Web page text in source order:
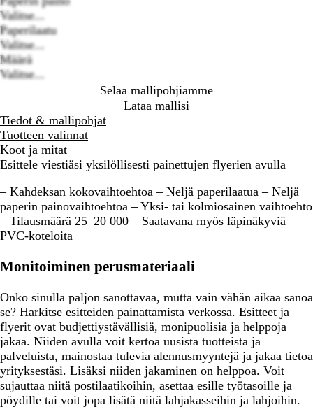
Valitse...
Paperilaatu
Valitse...
Määrä
Valitse...
Selaa mallipohjiamme
Lataa mallisi
Tiedot & mallipohjat
Tuotteen valinnat
Koot ja mitat
Esittele viestiäsi yksilöllisesti painettujen flyerien avulla
– Kahdeksan kokovaihtoehtoa – Neljä paperilaatua – Neljä
paperin painovaihtoehtoa – Yksi- tai kolmiosainen vaihtoehto
– Tilausmäärä 25–20 000 – Saatavana myös läpinäkyviä
PVC-koteloita
Monitoiminen perusmateriaali
Onko sinulla paljon sanottavaa, mutta vain vähän aikaa sanoa
se? Harkitse esitteiden painattamista verkossa. Esitteet ja
flyerit ovat budjettiystävällisiä, monipuolisia ja helppoja
jakaa. Niiden avulla voit kertoa uusista tuotteista ja
palveluista, mainostaa tulevia alennusmyyntejä ja jakaa tietoa
yrityksestäsi. Lisäksi niiden jakaminen on helppoa. Voit
sujauttaa niitä postilaatikoihin, asettaa esille työtasoille ja
pöydille tai voit jopa lisätä niitä lahjakasseihin ja lahjoihin.